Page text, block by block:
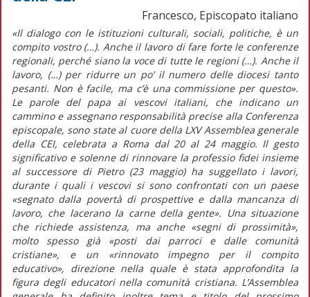
Francesco, Episcopato italiano
«Il dialogo con le istituzioni culturali, sociali, politiche, è un
compito vostro (…). Anche il lavoro di fare forte le conferenze
regionali, perché siano la voce di tutte le regioni (…). Anche il
lavoro, (…) per ridurre un po’ il numero delle diocesi tanto
pesanti. Non è facile, ma c’è una commissione per questo».
Le parole del papa ai vescovi italiani, che indicano un
cammino e assegnano responsabilità precise alla Conferenza
episcopale, sono state al cuore della LXV Assemblea generale
della CEI, celebrata a Roma dal 20 al 24 maggio. Il gesto
significativo e solenne di rinnovare la professio fidei insieme
al successore di Pietro (23 maggio) ha suggellato i lavori,
durante i quali i vescovi si sono confrontati con un paese
«segnato dalla povertà di prospettive e dalla mancanza di
lavoro, che lacerano la carne della gente». Una situazione
che richiede assistenza, ma anche «segni di prossimità»,
molto spesso già «posti dai parroci e dalle comunità
cristiane», e un «rinnovato impegno per il compito
educativo», direzione nella quale è stata approfondita la
figura degli educatori nella comunità cristiana. L’Assemblea